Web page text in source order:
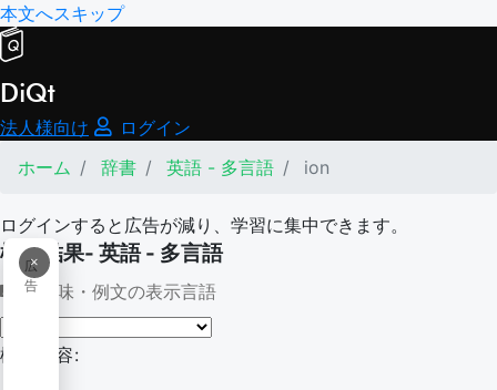
本文へスキップ
DiQt
法人様向け
ログイン
ホーム
辞書 英語 - 多言語 ion
ログインすると広告が減り、学習に集中できます。
×
広
告
検索結果- 英語 - 多言語
意味・例文の表示言語
検索内容: